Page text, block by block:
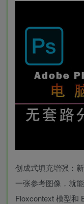
创成式填充增强：
一张参考图像，就
Floxcontext 模型和